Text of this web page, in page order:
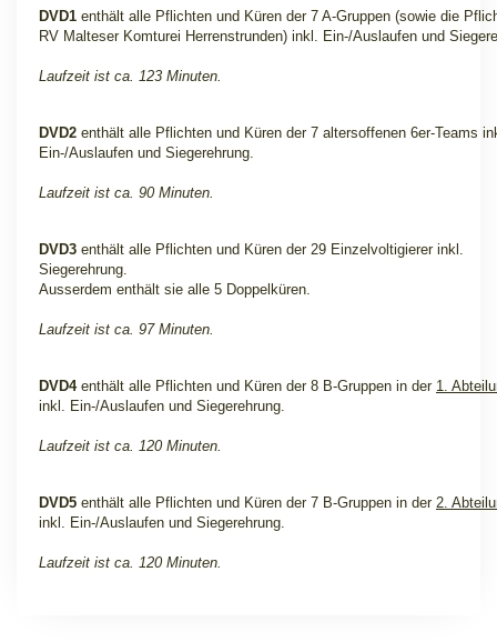
DVD1 enthält alle Pflichten und Küren der 7 A-Gruppen (sowie die
RV Malteser Komturei Herrenstrunden) inkl. Ein-/Auslaufen und
Laufzeit ist ca. 123 Minuten.
DVD2 enthält alle Pflichten und Küren der 7 altersoffenen 6er-Teams
Ein-/Auslaufen und Siegerehrung.
Laufzeit ist ca. 90 Minuten.
DVD3 enthält alle Pflichten und Küren der 29 Einzelvoltigierer inkl.
Siegerehrung.
Ausserdem enthält sie alle 5 Doppelküren.
Laufzeit ist ca. 97 Minuten.
DVD4enthält alle Pflichten und Küren der 8 B-Gruppen in der 1.
inkl. Ein-/Auslaufen und Siegerehrung.
Laufzeit ist ca. 120 Minuten.
DVD5 enthält alle Pflichten und Küren der 7 B-Gruppen in der 2.
inkl. Ein-/Auslaufen und Siegerehrung.
Laufzeit ist ca. 120 Minuten.